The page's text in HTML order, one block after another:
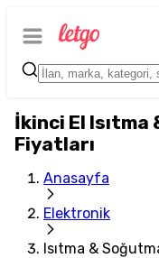
İkinci El Isıtma
Fiyatları
Anasayfa
Elektronik
Isıtma &